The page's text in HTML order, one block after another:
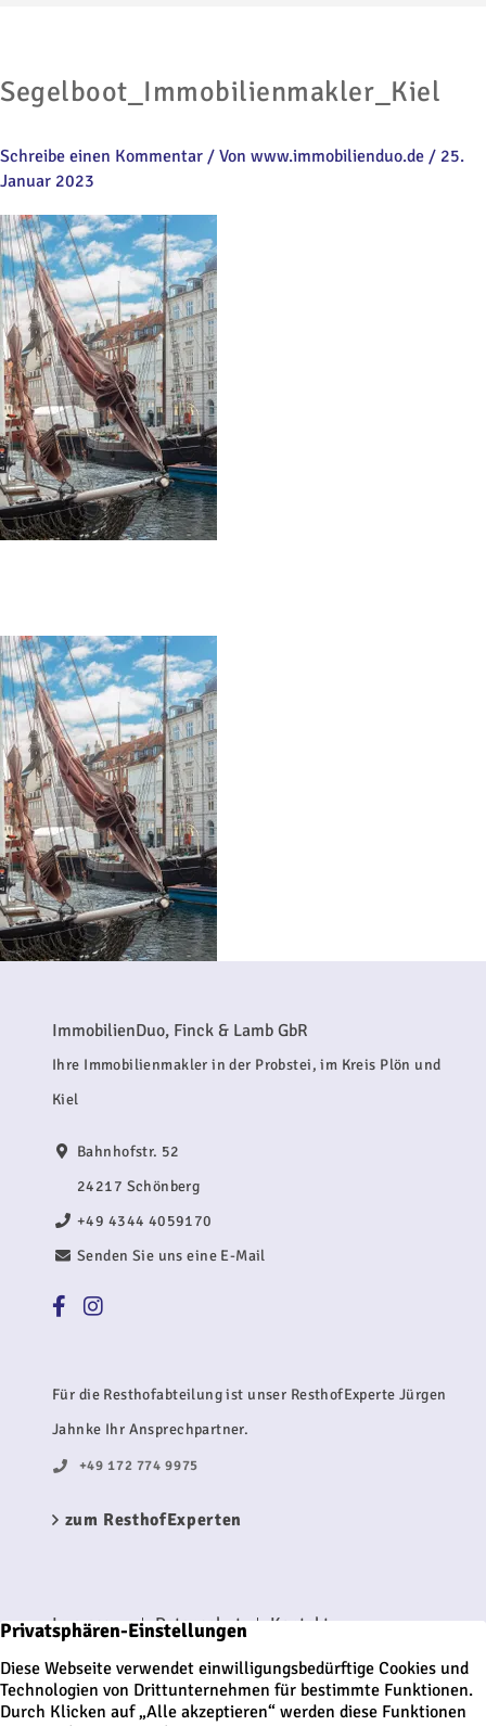
Segelboot_Immobilienmakler_Kiel
Schreibe einen Kommentar / Von www.immobilienduo.de / 25.
Januar 2023
ImmobilienDuo, Finck & Lamb GbR
Ihre Immobilienmakler in der Probstei, im Kreis Plön und
Kiel
Bahnhofstr. 52
24217 Schönberg
+49 4344 4059170
Senden Sie uns eine E-Mail
Für die Resthofabteilung ist unser ResthofExperte Jürgen
Jahnke Ihr Ansprechpartner.
+49 172 774 9975
zum ResthofExperten
Impressum Datenschutz Kontakt